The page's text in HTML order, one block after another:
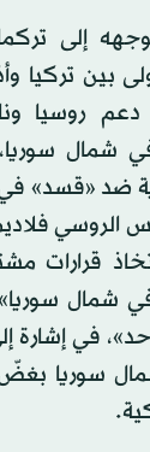
إلى
بين تركيا
دعم روسيا
شمال
ضد «قسد»
الروسي
قرارات
شمال
في إشارة
سوريا بغضّ